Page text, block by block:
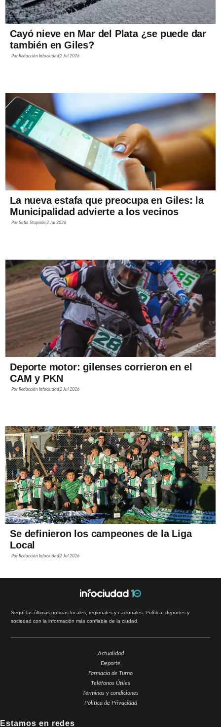
Cayó nieve en Mar del Plata ¿se puede dar
también en Giles?
PorRedacción Infociudad 2 Jul 2026
La nueva estafa que preocupa en Giles: la
Municipalidad advierte a los vecinos
PorSofía Stupiello 2 Jul 2026
Deporte motor: gilenses corrieron en el
CAM y PKN
PorRedacción Infociudad 2 Jul 2026
Se definieron los campeones de la Liga
Local
PorRedacción Infociudad 2 Jul 2026
Seguí las últimas noticias locales, regionales y nacionales. Política, deportes y
sociedad con la información más confiable de la ciudad.
Actualidad
Deporte
Farmacia de Turno
Teléfonos Útiles
Términos y condiciones
Política de Privacidad
Estamos en redes